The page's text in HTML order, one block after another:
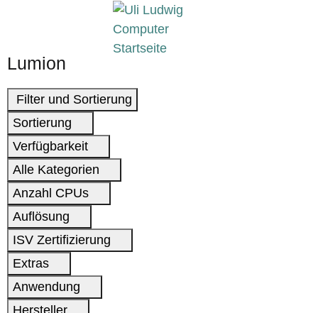
Lumion
Filter und Sortierung
Sortierung
Verfügbarkeit
Alle Kategorien
Anzahl CPUs
Auflösung
ISV Zertifizierung
Extras
Anwendung
Hersteller